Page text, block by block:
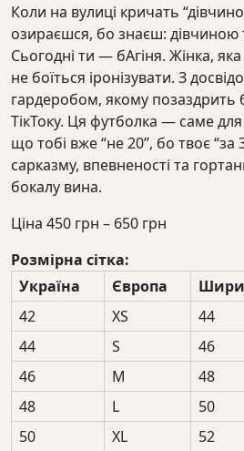
Коли на вулиці кричать
озираєшся, бо знаєш: дівчиною
Сьогодні ти — бАгіня. Жінка,
не боїться іронізувати. З
гардеробом, якому позаздрить
ТікТоку. Ця футболка — саме
що тобі вже “не 20”, бо твоє
сарказму, впевненості та
бокалу вина.
Ціна 450 грн – 650 грн
від
450 грн
650 грн
Розмірна сітка:
Україна
Європа
42
XS 44
44
S 46
46
M 48
48
L 50
50
XL 52